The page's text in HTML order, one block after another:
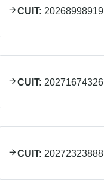
CUIT: 20268998919
CUIT: 20271674326
CUIT: 20272323888